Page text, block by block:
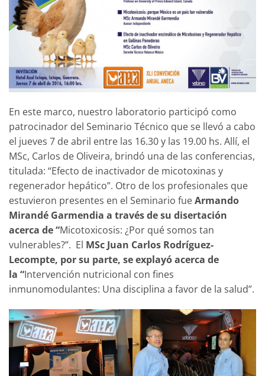
En este marco, nuestro laboratorio participó como
patrocinador del Seminario Técnico que se llevó a cabo
el jueves 7 de abril entre las 16.30 y las 19.00 hs. Allí, el
MSc, Carlos de Oliveira, brindó una de las conferencias,
titulada: “Efecto de inactivador de micotoxinas y
regenerador hepático”. Otro de los profesionales que
estuvieron presentes en el Seminario fueArmando
Mirandé Garmendia a través de su disertación
acerca de “Micotoxicosis: ¿Por qué somos tan
vulnerables?”. El MSc Juan Carlos Rodríguez-
Lecompte, por su parte, se explayó acerca de
la “Intervención nutricional con fines
inmunomodulantes: Una disciplina a favor de la salud”.